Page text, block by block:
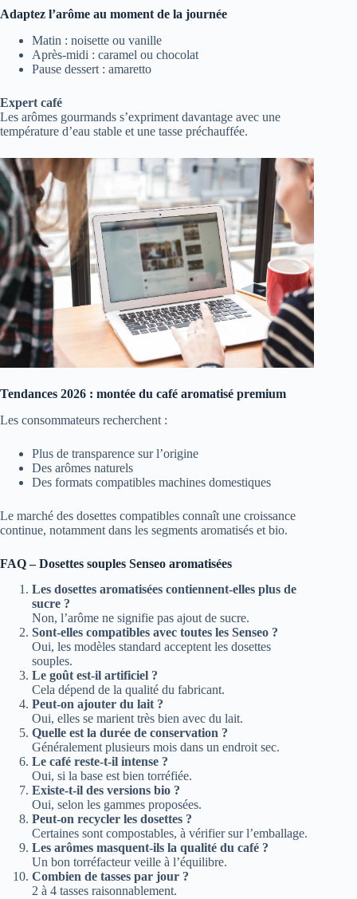
Adaptez l’arôme au moment de la journée
Matin : noisette ou vanille
Après-midi : caramel ou chocolat
Pause dessert : amaretto
Expert café
Les arômes gourmands s’expriment davantage avec une
température d’eau stable et une tasse préchauffée.
Tendances 2026 : montée du café aromatisé premium
Les consommateurs recherchent :
Plus de transparence sur l’origine
Des arômes naturels
Des formats compatibles machines domestiques
Le marché des dosettes compatibles connaît une croissance
continue, notamment dans les segments aromatisés et bio.
FAQ – Dosettes souples Senseo aromatisées
Les dosettes aromatisées contiennent-elles plus de
sucre ?
Non, l’arôme ne signifie pas ajout de sucre.
Sont-elles compatibles avec toutes les Senseo ?
Oui, les modèles standard acceptent les dosettes
souples.
Le goût est-il artificiel ?
Cela dépend de la qualité du fabricant.
Peut-on ajouter du lait ?
Oui, elles se marient très bien avec du lait.
Quelle est la durée de conservation ?
Généralement plusieurs mois dans un endroit sec.
Le café reste-t-il intense ?
Oui, si la base est bien torréfiée.
Existe-t-il des versions bio ?
Oui, selon les gammes proposées.
Peut-on recycler les dosettes ?
Certaines sont compostables, à vérifier sur l’emballage.
Les arômes masquent-ils la qualité du café ?
Un bon torréfacteur veille à l’équilibre.
Combien de tasses par jour ?
2 à 4 tasses raisonnablement.